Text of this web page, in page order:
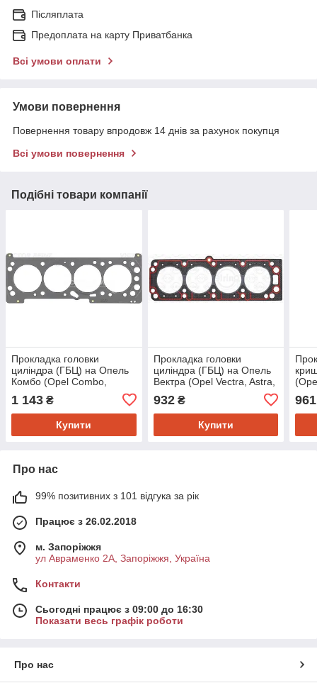
Післяплата
Предоплата на карту Приватбанка
Всі умови оплати
Умови повернення
Повернення товару впродовж 14 днів за рахунок покупця
Всі умови повернення
Подібні товари компанії
Прокладка головки
циліндра (ГБЦ) на Опель
Комбо (Opel Combo,
Vectra, Astra, Zafira) Reinz
613490000
1 143 ₴
Купити
Прокладка головки
циліндра (ГБЦ) на Опель
Вектра (Opel Vectra, Astra,
645842
932₴
Купити
961
Про нас
99% позитивних з 101 відгука за рік
Працює з 26.02.2018
м. Запоріжжя
ул Авраменко 2А, Запоріжжя, Україна
Контакти
Сьогодні працює з 09:00 до 16:30
Показати весь графік роботи
Про нас